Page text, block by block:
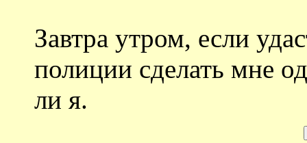
Завтра утром, если
полиции сделать мне
ли я.